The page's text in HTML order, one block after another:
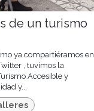
de un turismo
ya compartiéramos en
, tuvimos la
Accesible y
y...